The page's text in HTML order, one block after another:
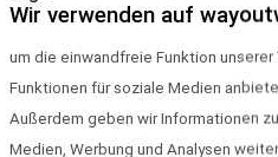
mit hochwertigem
Wir verwenden auf
um die einwandfreie Funktion
Funktionen für soziale Medien
Außerdem geben wir Informationen
Medien, Werbung und Analysen